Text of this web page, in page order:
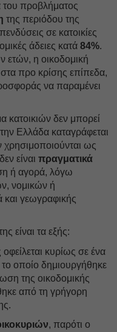
προβλήματος
της περιόδου της
σε κατοικίες
άδειες κατά 84%.
ετών, η οικοδομική
στα προ κρίσης επίπεδα,
να παραμένει
κατοικιών δεν μπορεί
Ελλάδα καταγράφεται
ως
είναι πραγματικά
ή αγορά, λόγω
νομικών ή
γεωγραφικής
είναι τα εξής:
κυρίως σε ένα
οποίο δημιουργήθηκε
της οικοδομικής
από τη γρήγορη
, παρότι ο